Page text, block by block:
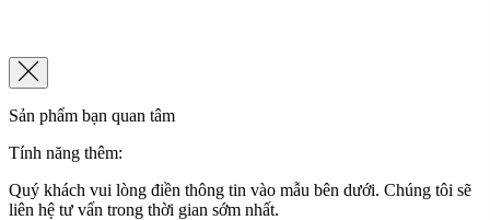
Sản phẩm bạn quan tâm
Tính năng thêm:
Quý khách vui lòng điền thông tin vào mẫu bên dưới. Chúng tôi sẽ
liên hệ tư vấn trong thời gian sớm nhất.